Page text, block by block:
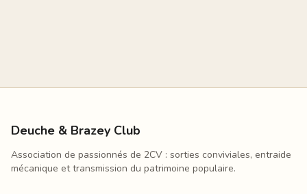
Deuche & Brazey Club
Association de passionnés de 2CV : sorties conviviales, entraide
mécanique et transmission du patrimoine populaire.